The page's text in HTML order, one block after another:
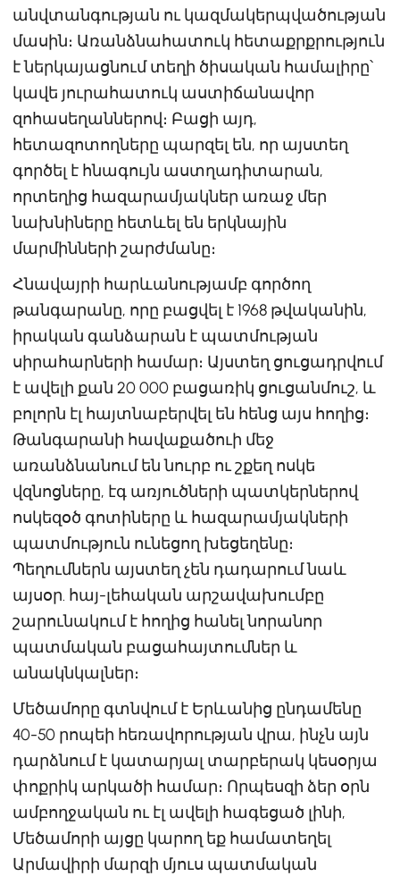
անվտանգության ու կազմակերպվածության
մասին։ Առանձնահատուկ հետաքրքրություն
է ներկայացնում տեղի ծիսական համալիրը՝
կավե յուրահատուկ աստիճանավոր
զոհասեղաններով։ Բացի այդ,
հետազոտողները պարզել են, որ այստեղ
գործել է հնագույն աստղադիտարան,
որտեղից հազարամյակներ առաջ մեր
նախնիները հետևել են երկնային
մարմինների շարժմանը։
Հնավայրի հարևանությամբ գործող
թանգարանը, որը բացվել է 1968 թվականին,
իրական գանձարան է պատմության
սիրահարների համար։ Այստեղ ցուցադրվում
է ավելի քան 20 000 բացառիկ ցուցանմուշ, և
բոլորն էլ հայտնաբերվել են հենց այս հողից։
Թանգարանի հավաքածուի մեջ
առանձնանում են նուրբ ու շքեղ ոսկե
վզնոցները, էգ առյուծների պատկերներով
ոսկեզօծ գոտիները և հազարամյակների
պատմություն ունեցող խեցեղենը։
Պեղումներն այստեղ չեն դադարում նաև
այսօր. հայ-լեհական արշավախումբը
շարունակում է հողից հանել նորանոր
պատմական բացահայտումներ և
անակնկալներ։
Մեծամորը գտնվում է Երևանից ընդամենը
40-50 րոպեի հեռավորության վրա, ինչն այն
դարձնում է կատարյալ տարբերակ կեսօրյա
փոքրիկ արկածի համար։ Որպեսզի ձեր օրն
ամբողջական ու էլ ավելի հագեցած լինի,
Մեծամորի այցը կարող եք համատեղել
Արմավիրի մարզի մյուս պատմական